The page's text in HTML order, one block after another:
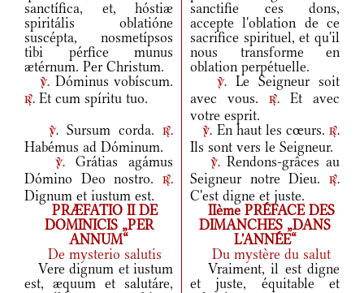
sanctífica, et, hóstiæ
spiritális oblatióne
suscépta, nosmetípsos
tibi pérfice munus
ætérnum. Per Christum.
sanctifie ces dons,
accepte l'oblation de ce
sacrifice spirituel, et qu'il
nous transforme en
oblation perpétuelle.
v. Dóminus vobíscum.
r. Et cum spíritu tuo.
v.
Le Seigneur soit
avec vous.
r.
Et avec
votre esprit.
v. Sursum corda. r.
Habémus ad Dóminum.
v. En haut les cœurs. r.
Ils sont vers le Seigneur.
v.
Grátias agámus
Dómino Deo nostro.
r.
Dignum et iustum est.
v.Rendons-grâces au
Seigneur notre Dieu.
r.
C'est digne et juste.
PRÆFATIO II DE
DOMINICIS „PER
ANNUM“
IIème PRÉFACE DES
DIMANCHES „DANS
L'ANNÉE“
De mysterio salutis
Du mystère du salut
Vere dignum et iustum
est, æquum et salutáre,
Vraiment, il est digne
et juste, équitable et